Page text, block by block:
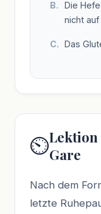
Die
nicht auf
Das
⏲️Lektion
Gare
Nach dem
letzte